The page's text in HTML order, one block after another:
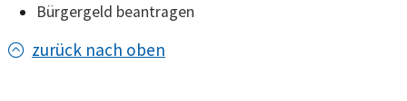
Bürgergeld beantragen
zurück nach oben